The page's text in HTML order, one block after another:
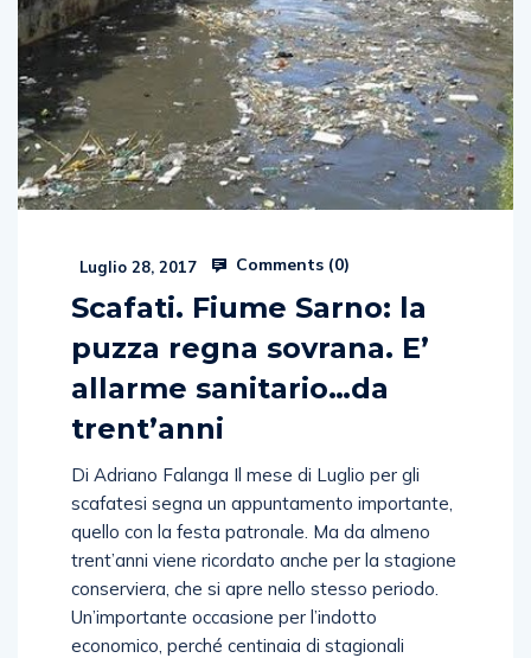
Luglio 28, 2017 Comments (0)
Scafati. Fiume Sarno: la
puzza regna sovrana. E’
allarme sanitario…da
trent’anni
Di Adriano Falanga Il mese di Luglio per gli
scafatesi segna un appuntamento importante,
quello con la festa patronale. Ma da almeno
trent’anni viene ricordato anche per la stagione
conserviera, che si apre nello stesso periodo.
Un’importante occasione per l’indotto
economico, perché centinaia di stagionali